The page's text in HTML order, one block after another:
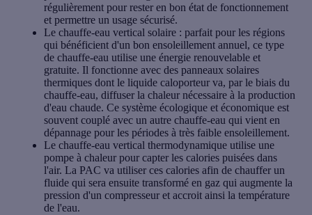
régulièrement pour rester en bon état de fonctionnement
et permettre un usage sécurisé.
Le chauffe-eau vertical solaire : parfait pour les régions
qui bénéficient d'un bon ensoleillement annuel, ce type
de chauffe-eau utilise une énergie renouvelable et
gratuite. Il fonctionne avec des panneaux solaires
thermiques dont le liquide caloporteur va, par le biais du
chauffe-eau, diffuser la chaleur nécessaire à la production
d'eau chaude. Ce système écologique et économique est
souvent couplé avec un autre chauffe-eau qui vient en
dépannage pour les périodes à très faible ensoleillement.
Le chauffe-eau vertical thermodynamique utilise une
pompe à chaleur pour capter les calories puisées dans
l'air. La PAC va utiliser ces calories afin de chauffer un
fluide qui sera ensuite transformé en gaz qui augmente la
pression d'un compresseur et accroit ainsi la température
de l'eau.